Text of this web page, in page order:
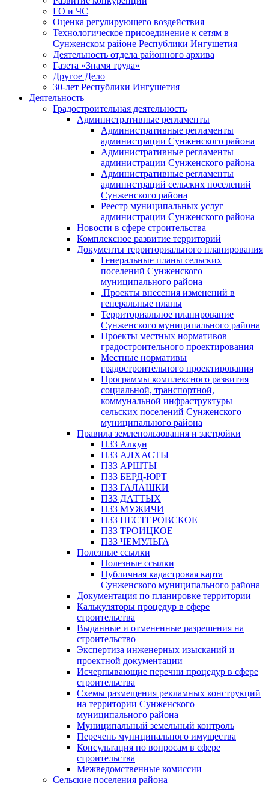
ГО и ЧС
Оценка регулирующего воздействия
Технологическое присоединение к сетям в
Сунженском районе Республики Ингушетия
Деятельность отдела районного архива
Газета «Знамя труда»
Другое Дело
30-лет Республики Ингушетия
Деятельность
Градостроительная деятельность
Административные регламенты
Административные регламенты
администрации Сунженского района
Административные регламенты
администрации Сунженского района
Административные регламенты
администраций сельских поселений
Сунженского района
Реестр муниципальных услуг
администрации Сунженского района
Новости в сфере строительства
Комплексное развитие территорий
Документы территориального планирования
Генеральные планы сельских
поселений Сунженского
муниципального района
.Проекты внесения изменений в
генеральные планы
Территориальное планирование
Сунженского муниципального района
Проекты местных нормативов
градостроительного проектирования
Местные нормативы
градостроительного проектирования
Программы комплексного развития
социальной, транспортной,
коммунальной инфраструктуры
сельских поселений Сунженского
муниципального района
Правила землепользования и застройки
ПЗЗ Алкун
ПЗЗ АЛХАСТЫ
ПЗЗ АРШТЫ
ПЗЗ БЕРД-ЮРТ
ПЗЗ ГАЛАШКИ
ПЗЗ ДАТТЫХ
ПЗЗ МУЖИЧИ
ПЗЗ НЕСТЕРОВСКОЕ
ПЗЗ ТРОИЦКОЕ
ПЗЗ ЧЕМУЛЬГА
Полезные ссылки
Полезные ссылки
Публичная кадастровая карта
Сунженского муниципального района
Документация по планировке территории
Калькуляторы процедур в сфере
строительства
Выданные и отмененные разрешения на
строительство
Экспертиза инженерных изысканий и
проектной документации
Исчерпывающие перечни процедур в сфере
строительства
Схемы размещения рекламных конструкций
на территории Сунженского
муниципального района
Муниципальный земельный контроль
Перечень муниципального имущества
Консультация по вопросам в сфере
строительства
Межведомственные комиссии
Сельские поселения района